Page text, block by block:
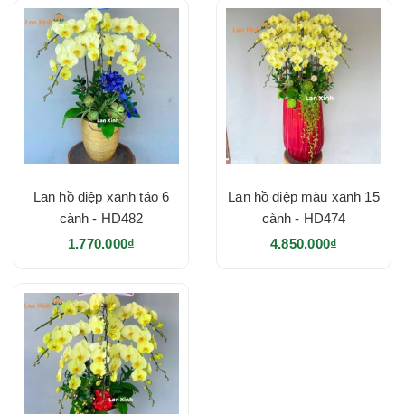
Lan hồ điệp xanh táo 6
cành - HD482
1.770.000₫
Lan hồ điệp màu xanh 15
cành - HD474
4.850.000₫